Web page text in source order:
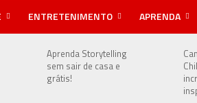
ENTRETENIMENTO APRENDA
Aprenda Storytelling
sem sair de casa e
grátis!